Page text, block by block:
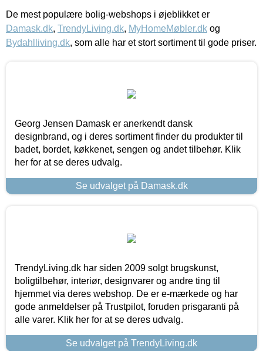
De mest populære bolig-webshops i øjeblikket er
Damask.dk, TrendyLiving.dk, MyHomeMøbler.dk og
Bydahlliving.dk, som alle har et stort sortiment til gode priser.
Georg Jensen Damask er anerkendt dansk
designbrand, og i deres sortiment finder du produkter til
badet, bordet, køkkenet, sengen og andet tilbehør. Klik
her for at se deres udvalg.
Se udvalget på Damask.dk
TrendyLiving.dk har siden 2009 solgt brugskunst,
boligtilbehør, interiør, designvarer og andre ting til
hjemmet via deres webshop. De er e-mærkede og har
gode anmeldelser på Trustpilot, foruden prisgaranti på
alle varer. Klik her for at se deres udvalg.
Se udvalget på TrendyLiving.dk